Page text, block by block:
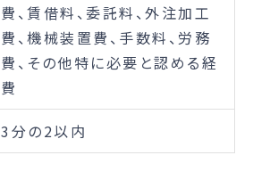
費、賃借料、委託料、外注加工
費、機械装置費、手数料、労務
費、その他特に必要と認める経
費
3分の2以内